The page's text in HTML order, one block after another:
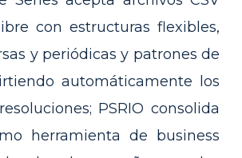
con estructuras flexibles,
y periódicas y patrones de
automáticamente los
PSRIO consolida
herramienta de business